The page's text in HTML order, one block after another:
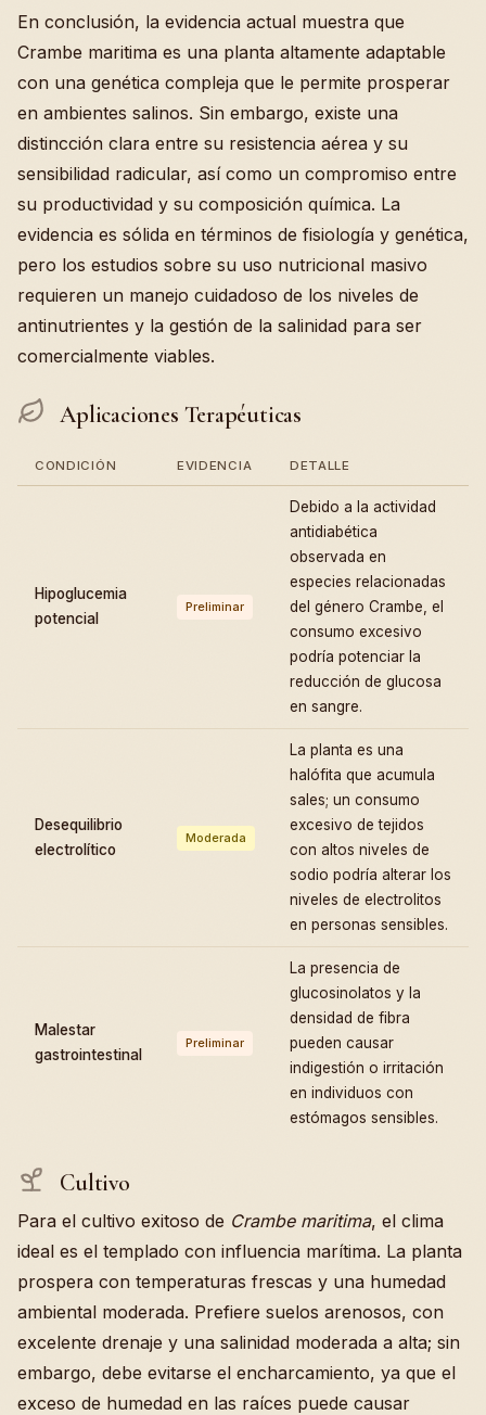
En conclusión, la evidencia actual muestra que
Crambe maritima es una planta altamente adaptable
con una genética compleja que le permite prosperar
en ambientes salinos. Sin embargo, existe una
distincción clara entre su resistencia aérea y su
sensibilidad radicular, así como un compromiso entre
su productividad y su composición química. La
evidencia es sólida en términos de fisiología y genética,
pero los estudios sobre su uso nutricional masivo
requieren un manejo cuidadoso de los niveles de
antinutrientes y la gestión de la salinidad para ser
comercialmente viables.
Aplicaciones Terapéuticas
CONDICIÓN EVIDENCIA DETALLE
Hipoglucemia
potencial
Preliminar
Debido a la actividad
antidiabética
observada en
especies relacionadas
del género Crambe, el
consumo excesivo
podría potenciar la
reducción de glucosa
en sangre.
Desequilibrio
electrolítico
Moderada
La planta es una
halófita que acumula
sales; un consumo
excesivo de tejidos
con altos niveles de
sodio podría alterar los
niveles de electrolitos
en personas sensibles.
Malestar
gastrointestinal
Preliminar
La presencia de
glucosinolatos y la
densidad de fibra
pueden causar
indigestión o irritación
en individuos con
estómagos sensibles.
Cultivo
Para el cultivo exitoso de Crambe maritima, el clima
ideal es el templado con influencia marítima. La planta
prospera con temperaturas frescas y una humedad
ambiental moderada. Prefiere suelos arenosos, con
excelente drenaje y una salinidad moderada a alta; sin
embargo, debe evitarse el encharcamiento, ya que el
exceso de humedad en las raíces puede causar